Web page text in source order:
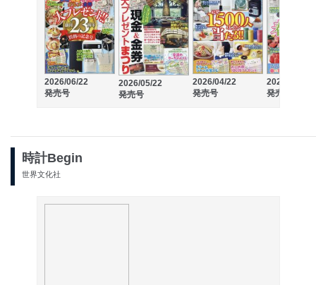
2026/06/22
発売号
2026/05/22
発売号
2026/04/22
発売号
2026/03/21
発売号
時計Begin
世界文化社